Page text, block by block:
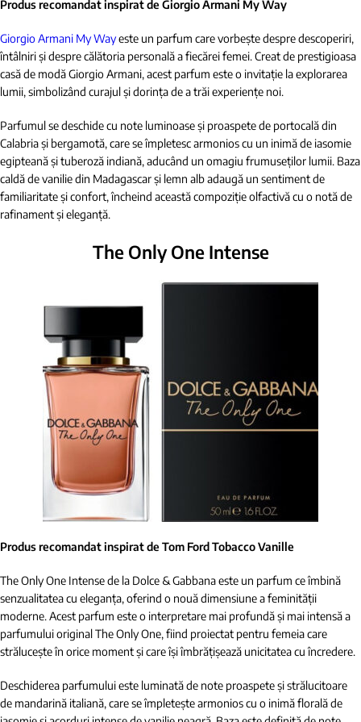
Produs recomandat inspirat de Giorgio Armani My Way
Giorgio Armani My Wayeste un parfum care vorbește despre descoperiri,
întâlniri și despre călătoria personală a fiecărei femei. Creat de prestigioasa
casă de modă Giorgio Armani, acest parfum este o invitație la explorarea
lumii, simbolizând curajul și dorința de a trăi experiențe noi.
Parfumul se deschide cu note luminoase și proaspete de portocală din
Calabria și bergamotă, care se împletesc armonios cu un inimă de iasomie
egipteană și tuberoză indiană, aducând un omagiu frumuseților lumii. Baza
caldă de vanilie din Madagascar și lemn alb adaugă un sentiment de
familiaritate și confort, încheind această compoziție olfactivă cu o notă de
rafinament și eleganță.
The Only One Intense
Produs recomandat inspirat de Tom Ford Tobacco Vanille
The Only One Intense de la Dolce & Gabbana este un parfum ce îmbină
senzualitatea cu eleganța, oferind o nouă dimensiune a feminității
moderne. Acest parfum este o interpretare mai profundă și mai intensă a
parfumului original The Only One, fiind proiectat pentru femeia care
strălucește în orice moment și care își îmbrățișează unicitatea cu încredere.
Deschiderea parfumului este luminată de note proaspete și strălucitoare
de mandarină italiană, care se împletește armonios cu o inimă florală de